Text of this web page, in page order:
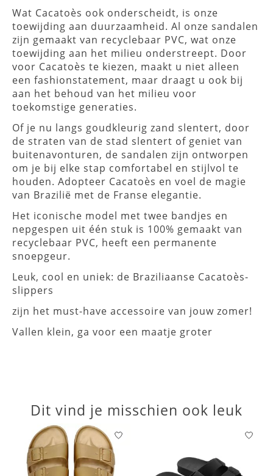
Wat Cacatoès ook onderscheidt, is onze
toewijding aan duurzaamheid. Al onze sandalen
zijn gemaakt van recyclebaar PVC, wat onze
toewijding aan het milieu onderstreept. Door
voor Cacatoès te kiezen, maakt u niet alleen
een fashionstatement, maar draagt ​​u ook bij
aan het behoud van het milieu voor
toekomstige generaties.
Of je nu langs goudkleurig zand slentert, door
de straten van de stad slentert of geniet van
buitenavonturen, de sandalen zijn ontworpen
om je bij elke stap comfortabel en stijlvol te
houden. Adopteer Cacatoès en voel de magie
van Brazilië met de Franse elegantie.
Het iconische model met twee bandjes en
nepgespen uit één stuk is 100% gemaakt van
recyclebaar PVC, heeft een permanente
snoepgeur.
Leuk, cool en uniek: de Braziliaanse Cacatoès-
slippers
zijn het must-have accessoire van jouw zomer!
Vallen klein, ga voor een maatje groter
Dit vind je misschien ook leuk
Items van productcarrousel